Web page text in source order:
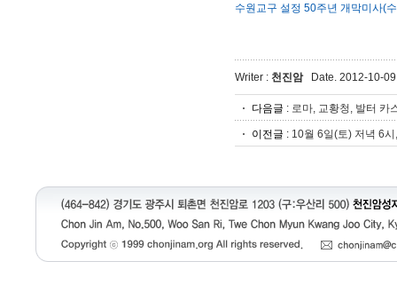
수원교구 설정 50주년 개막미사(
Writer : 천진암 Date. 2012-10-
다음글 : 로마, 교황청, 발터 카
이전글 : 10월 6일(토) 저녁 6